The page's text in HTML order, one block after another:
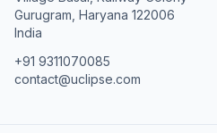
Gurugram Haryana 122006
India
+91 9311070085
contact@uclipse.com